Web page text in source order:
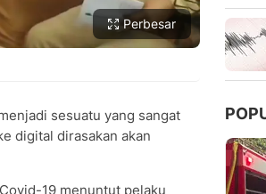
Perbesar
sesuatu yang sangat
digital dirasakan akan
19 menuntut pelaku